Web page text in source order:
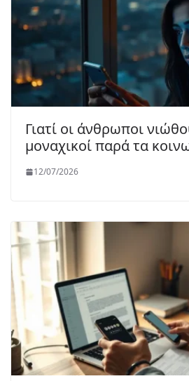
Γιατί οι άνθρωποι
μοναχικοί παρά τα
12/07/2026